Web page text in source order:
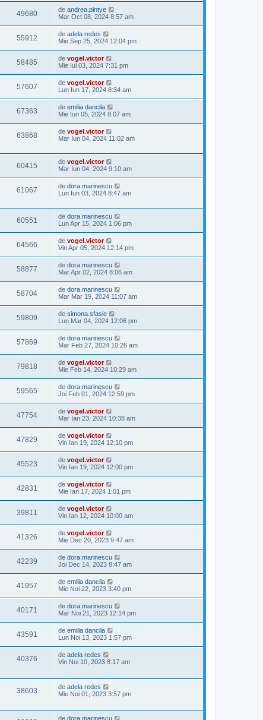
49680 de andrea.pintye
Mar Oct 08, 2024 8:57 am
55912 de adela redes
Mie Sep 25, 2024 12:04 pm
58485 de vogel.victor
Mie Iul 03, 2024 7:31 pm
57607 de vogel.victor
Lun Iun 17, 2024 8:34 am
67363 de emilia dancila
Mie Iun 05, 2024 8:07 am
63868 de vogel.victor
Mar Iun 04, 2024 11:02 am
60415 de vogel.victor
Mar Iun 04, 2024 9:10 am
61067 de dora.marinescu
Lun Iun 03, 2024 8:47 am
60551 de dora.marinescu
Lun Apr 15, 2024 1:06 pm
64566 de vogel.victor
Vin Apr 05, 2024 12:14 pm
58877 de dora.marinescu
Mar Apr 02, 2024 8:06 am
58704 de dora.marinescu
Mar Mar 19, 2024 11:07 am
59809 de simona.sfasie
Lun Mar 04, 2024 12:06 pm
57869 de dora.marinescu
Mar Feb 27, 2024 10:26 am
79818 de vogel.victor
Mie Feb 14, 2024 10:29 am
59565 de dora.marinescu
Joi Feb 01, 2024 12:59 pm
47754 de vogel.victor
Mar Ian 23, 2024 10:38 am
47829 de vogel.victor
Vin Ian 19, 2024 12:10 pm
45523 de vogel.victor
Vin Ian 19, 2024 12:00 pm
42831 de vogel.victor
Mie Ian 17, 2024 1:01 pm
39811 de vogel.victor
Vin Ian 12, 2024 10:00 am
41326 de vogel.victor
Mie Dec 20, 2023 9:47 am
42239 de dora.marinescu
Joi Dec 14, 2023 8:47 am
41957 de emilia dancila
Mie Noi 22, 2023 3:40 pm
40171 de dora.marinescu
Mar Noi 21, 2023 12:14 pm
43591 de emilia dancila
Lun Noi 13, 2023 1:57 pm
40376 de adela redes
Vin Noi 10, 2023 8:17 am
38603 de adela redes
Mie Noi 01, 2023 3:57 pm
de dora.marinescu